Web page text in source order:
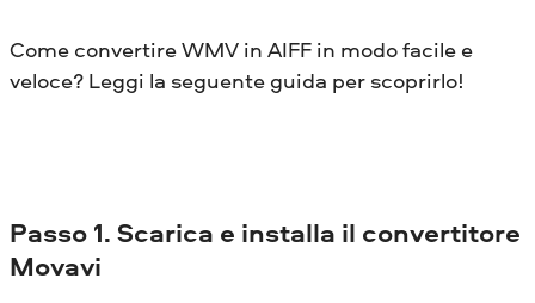
Come convertire WMV in AIFF in modo facile e
veloce? Leggi la seguente guida per scoprirlo!
Passo 1. Scarica e installa il convertitore
Movavi